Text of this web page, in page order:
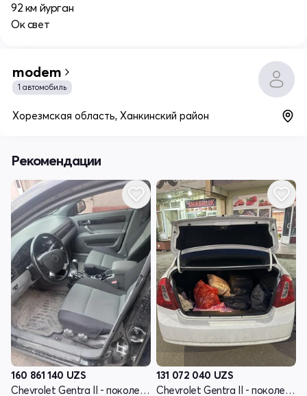
92 км йурган
Ок свет
modem
1 автомобиль
Хорезмская область, Ханкинский район
Рекомендации
160 861 140 UZS
Chevrolet Gentra II - поколение
131 072 040 UZS
Chevrolet Gentra II - поколение